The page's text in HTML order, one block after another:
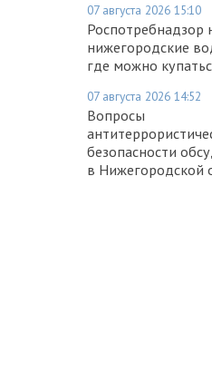
07 августа 2026 15:10
Роспотребнадзор
нижегородские
где можно
07 августа 2026 14:52
Вопросы
безопасности
в Нижегородской